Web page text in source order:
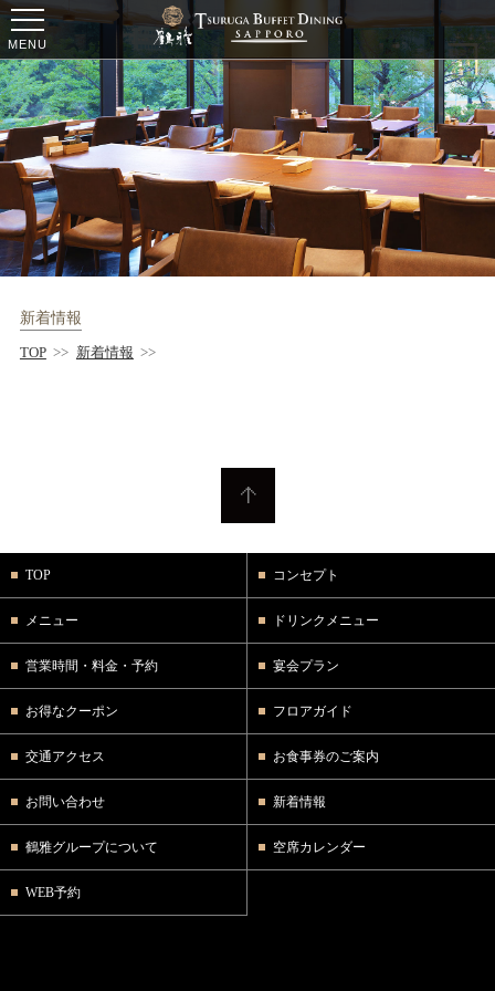
MENU
新着情報
TOP >> 新着情報 >>
TOP コンセプト
メニュー ドリンクメニュー
営業時間・料金・予約 宴会プラン
お得なクーポン フロアガイド
交通アクセス お食事券のご案内
お問い合わせ 新着情報
鶴雅グループについて 空席カレンダー
WEB予約